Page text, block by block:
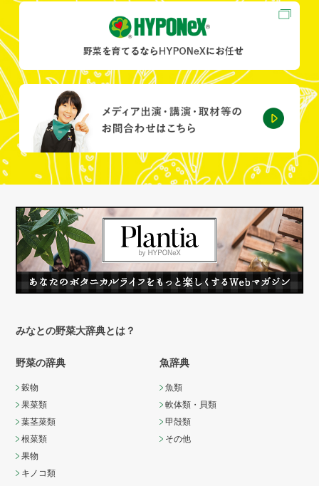
みなとの野菜大辞典とは？
野菜の辞典
穀物
果菜類
葉茎菜類
根菜類
果物
キノコ類
魚辞典
魚類
軟体類・貝類
甲殻類
その他